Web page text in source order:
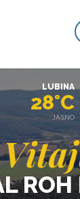
LUBINA
28°C
JASNO